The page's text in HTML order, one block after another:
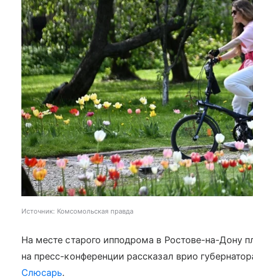
Источник: Комсомольская правда
На месте старого ипподрома в Ростове-на-Дону
на пресс-конференции рассказал врио
Слюсарь.